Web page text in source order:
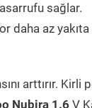
sağlar.
daha az yakıta
arttırır. Kirli
Nubira 1.6 V